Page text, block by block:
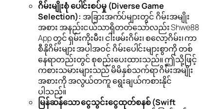
ဂိမ်းမျိုးစုံ ပေါင်းစပ်မှု (Diverse Game
Selection): အခြားအက်ပ်များတွင် ဂိမ်းအမျိုး
အစား အနည်းငယ်သာရှိတတ်သော်လည်း Shwe88
App တွင် ရှမ်းကိုးမီး၊ ငါးဖမ်းဂိမ်း၊ စလော့ဂိမ်း၊ ကာ
စီနိုဂိမ်းများ အပါအဝင် ဂိမ်းပေါင်းများစွာကို တစ်
နေရာတည်းတွင် စုစည်းပေးထားသည်။ ဤသို့ဖြင့်
ကစားသမားများသည် မိမိနှစ်သက်ရာ ဂိမ်းအမျိုး
အစားကို အလွယ်တကူ ရွေးချယ်ကစားနိုင်
ပါသည်။
မြန်ဆန်သော ငွေသွင်းငွေထုတ်စနစ် (Swift